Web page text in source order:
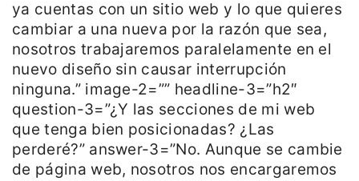
ya cuentas con un sitio web y lo que quieres
cambiar a una nueva por la razón que sea,
nosotros trabajaremos paralelamente en el
nuevo diseño sin causar interrupción
ninguna.” image-2=”” headline-3=”h2″
question-3=”¿Y las secciones de mi web
que tenga bien posicionadas? ¿Las
perderé?” answer-3=”No. Aunque se cambie
de página web, nosotros nos encargaremos